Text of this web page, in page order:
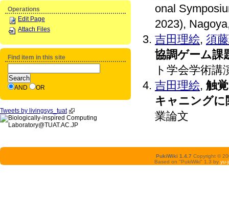
onal
2023),
吉田理絵, 須
協調ゲーム課
ト学会学術講
吉田理絵, 触
キャニングに
業論文
Operations
Edit Page
Attach Files
Find item in this site
AND OR
Tweets by livingsys_tuat
PukiWiki 1.4.7 Copyright ©
Based on "PukiWiki" 1.3 by yu-ji